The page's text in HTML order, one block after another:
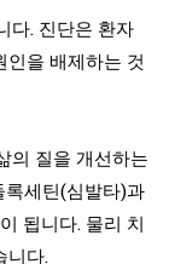
다. 진단은 환자
인을 배제하는 것
의 질을 개선하는
세틴(심발타)과
됩니다. 물리 치
니다.